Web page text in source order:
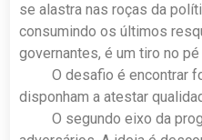
se alastra nas roças da
consumindo os últimos
governantes, é um tiro no
O desafio é encontrar
disponham a atestar
O segundo eixo da